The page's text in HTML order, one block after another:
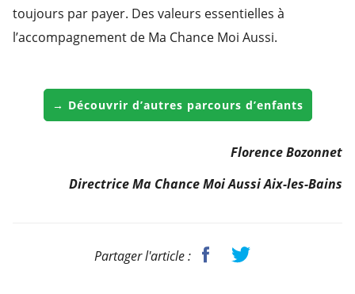
toujours par payer. Des valeurs essentielles à
l’accompagnement de Ma Chance Moi Aussi.
→ Découvrir d’autres parcours d’enfants
Florence Bozonnet
Directrice Ma Chance Moi Aussi Aix-les-Bains
Partager l'article :